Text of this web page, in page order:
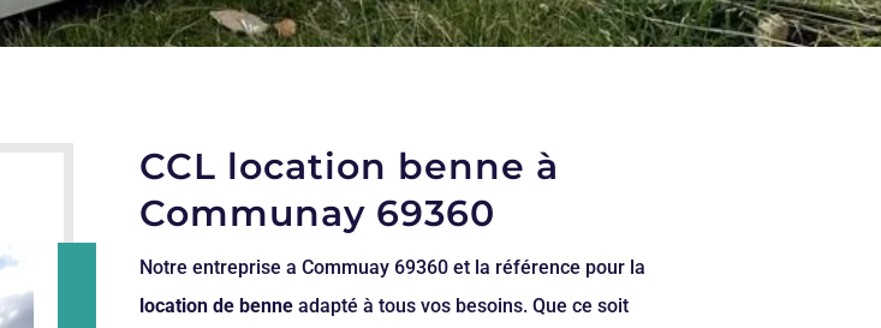
CCL location benne à
Communay 69360
Notre entreprise a Commuay 69360 et la référence pour la
location de benne adapté à tous vos besoins. Que ce soit